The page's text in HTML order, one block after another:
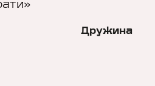
Дружина